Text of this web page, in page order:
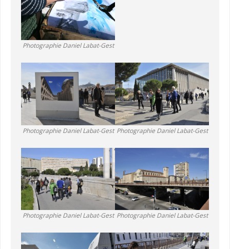
Photographie Daniel Labat-Gest
Photographie Daniel Labat-Gest Photographie Daniel Labat-Gest
Photographie Daniel Labat-Gest Photographie Daniel Labat-Gest